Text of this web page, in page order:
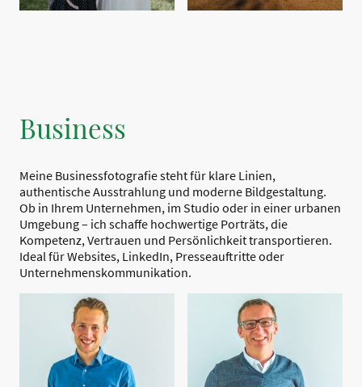
Business
Meine Businessfotografie steht für klare Linien,
authentische Ausstrahlung und moderne Bildgestaltung.
Ob in Ihrem Unternehmen, im Studio oder in einer urbanen
Umgebung – ich schaffe hochwertige Porträts, die
Kompetenz, Vertrauen und Persönlichkeit transportieren.
Ideal für Websites, LinkedIn, Presseauftritte oder
Unternehmenskommunikation.